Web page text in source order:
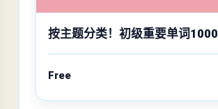
按主题分类！初级重要单词1000
Free